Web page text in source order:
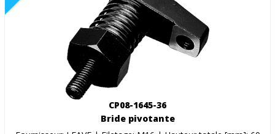
CP08-1645-36
Bride pivotante